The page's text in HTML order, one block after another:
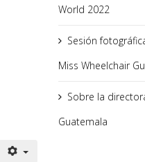
World 2022
Sesión
Miss Wheelchair
Sobre la
Guatemala